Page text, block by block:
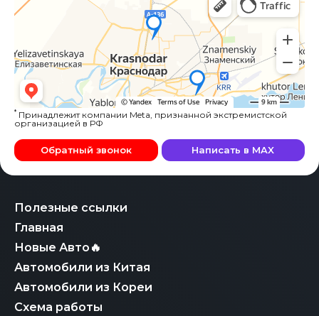
Полезные ссылки
Главная
Новые Авто🔥
Автомобили из Китая
Автомобили из Кореи
Схема работы
* Принадлежит компании Meta, признанной экстремистской
организацией в РФ
Обратный звонок Написать в MAX